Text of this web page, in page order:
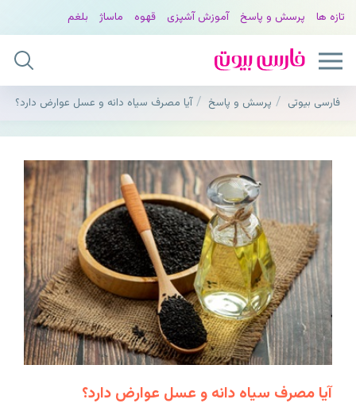
تازه ها پرسش و پاسخ آموزش آشپزی قهوه ماساژ بلغم
فارسی بیوتی پرسش و پاسخ آیا مصرف سیاه دانه و عسل عوارض دارد؟
آیا مصرف سیاه دانه و عسل عوارض دارد؟